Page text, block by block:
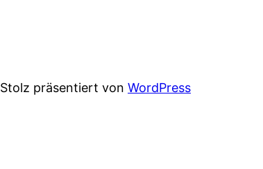
Stolz präsentiert von WordPress